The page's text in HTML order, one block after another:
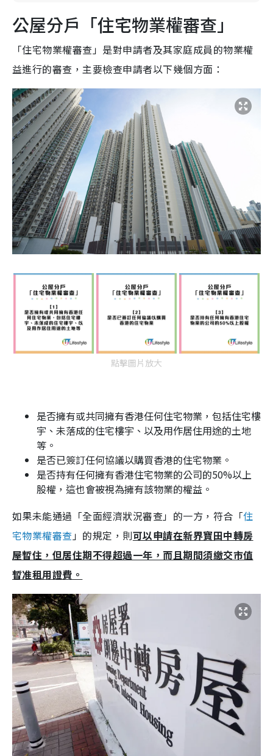
公屋分戶「住宅物業權審查」
「住宅物業權審查」是對申請者及其家庭成員的物業權
益進行的審查，主要檢查申請者以下幾個方面：
點擊圖片放大
是否擁有或共同擁有香港任何住宅物業，包括住宅樓
宇、未落成的住宅樓宇、以及用作居住用途的土地
等。
是否已簽訂任何協議以購買香港的住宅物業。
是否持有任何擁有香港住宅物業的公司的50%以上
股權，這也會被視為擁有該物業的權益。
如果未能通過「全面經濟狀況審查」的一方，符合「住
宅物業權審查」的規定，則可以申請在新界寶田中轉房
屋暫住，但居住期不得超過一年，而且期間須繳交市值
暫准租用證費。